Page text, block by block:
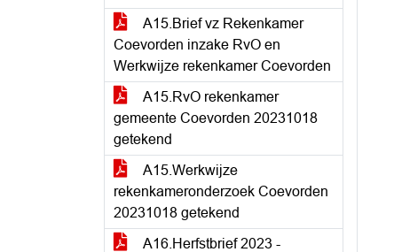
A15.Brief vz Rekenkamer
Coevorden inzake RvO en
Werkwijze rekenkamer Coevorden
A15.RvO rekenkamer
gemeente Coevorden 20231018
getekend
A15.Werkwijze
rekenkameronderzoek Coevorden
20231018 getekend
A16.Herfstbrief 2023 -